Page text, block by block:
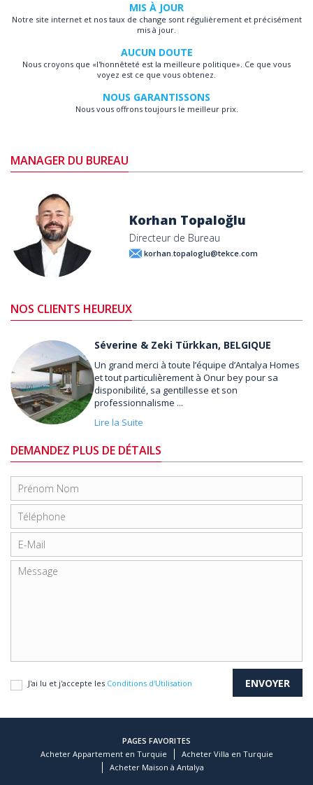
MIS À JOUR
Notre site internet et nos taux de change sont régulièrement et précisément
mis à jour.
AUCUN DOUTE
Nous croyons que «l'honnêteté est la meilleure politique». Ce que vous
voyez est ce que vous obtenez.
NOUS GARANTISSONS
Nous vous offrons toujours le meilleur prix.
MANAGER DU BUREAU
Korhan Topaloğlu
Directeur de Bureau
korhan.topaloglu@tekce.com
NOS CLIENTS HEUREUX
Séverine & Zeki Türkkan, BELGIQUE
Un grand merci à toute l’équipe d’Antalya Homes
et tout particulièrement à Onur bey pour sa
disponibilité, sa gentillesse et son
professionnalisme ...
Lire la Suite
DEMANDEZ PLUS DE DÉTAILS
J'ai lu et j'accepte les Conditions d'Utilisation
PAGES FAVORITES
Acheter Appartement en Turquie
Acheter Villa en Turquie
Acheter Maison à Antalya